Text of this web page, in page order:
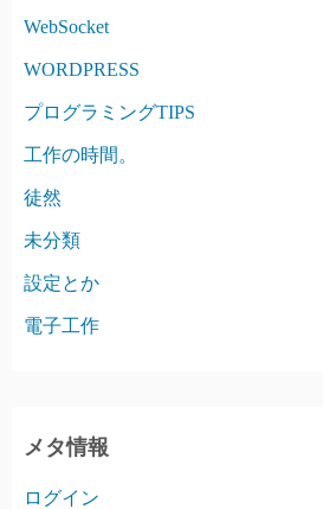
WebSocket
WORDPRESS
プログラミングTIPS
工作の時間。
徒然
未分類
設定とか
電子工作
メタ情報
ログイン